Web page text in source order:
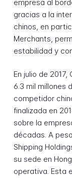
empresa al
gracias a la
chinos, en
Merchants,
estabilidad y
En julio de
6.3 mil millones
competidor
finalizada en
sobre la
décadas. A
Shipping
su sede en
operativa. Esta